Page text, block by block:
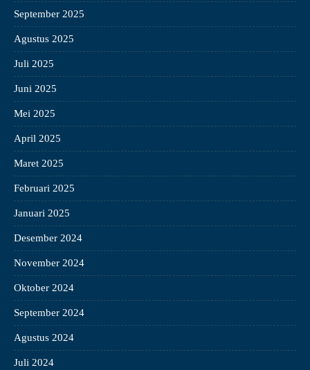
September 2025
Agustus 2025
Juli 2025
Juni 2025
Mei 2025
April 2025
Maret 2025
Februari 2025
Januari 2025
Desember 2024
November 2024
Oktober 2024
September 2024
Agustus 2024
Juli 2024